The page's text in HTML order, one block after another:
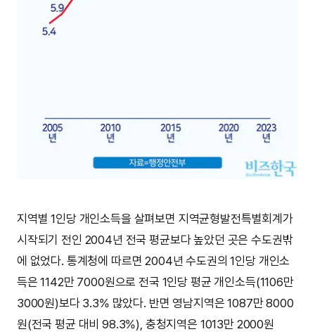
지역별 1인당 개인소득을 살펴보면 지역균형발전특별회계가
시작되기 전인 2004년 전국 평균보다 높았던 곳은 수도권밖
에 없었다. 통계청에 따르면 2004년 수도권의 1인당 개인소
득은 1142만 7000원으로 전국 1인당 평균 개인소득(1106만
3000원)보다 3.3% 많았다. 반면 영남지역은 1087만 8000
원(전국 평균 대비 98.3%), 충청지역은 1013만 2000원